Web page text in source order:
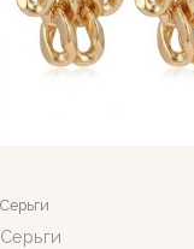
Серьги
Серьги